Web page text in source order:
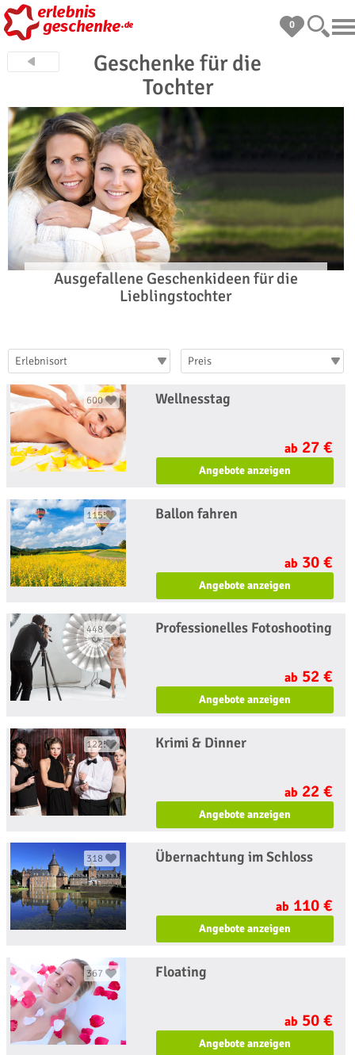
0
Geschenke für die
Tochter
Ausgefallene Geschenkideen für die
Lieblingstochter
Erlebnisort Preis
600 Wellnesstag
ab 27 €
Angebote anzeigen
1155 Ballon fahren
ab 30 €
Angebote anzeigen
448 Professionelles Fotoshooting
ab 52 €
Angebote anzeigen
1225 Krimi & Dinner
ab 22 €
Angebote anzeigen
318 Übernachtung im Schloss
ab 110 €
Angebote anzeigen
367 Floating
ab 50 €
Angebote anzeigen